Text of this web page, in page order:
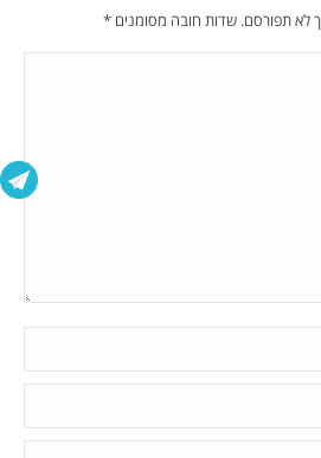
לא תפורסם. שדות חובה מסומנים*